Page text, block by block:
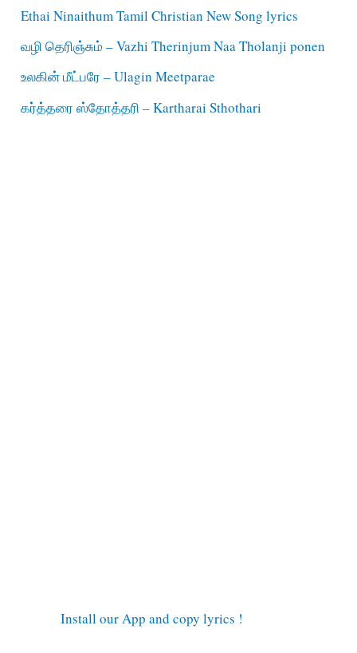
Ethai Ninaithum Tamil Christian New Song lyrics
வழி தெரிஞ்சும் – Vazhi Therinjum Naa Tholanji ponen
உலகின் மீட்பரே – Ulagin Meetparae
கர்த்தரை ஸ்தோத்தரி – Kartharai Sthothari
Install our App and copy lyrics !